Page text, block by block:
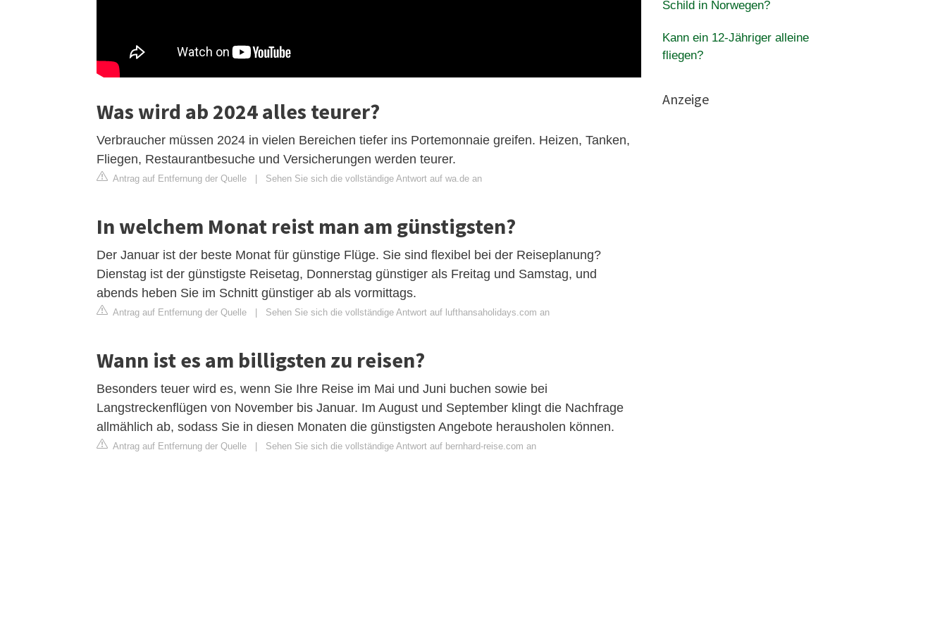
Was wird ab 2024 alles teurer?
Verbraucher müssen 2024 in vielen Bereichen tiefer ins Portemonnaie greifen. Heizen, Tanken,
Fliegen, Restaurantbesuche und Versicherungen werden teurer.
Antrag auf Entfernung der Quelle | Sehen Sie sich die vollständige Antwort auf wa.de an
In welchem Monat reist man am günstigsten?
Der Januar ist der beste Monat für günstige Flüge. Sie sind flexibel bei der Reiseplanung?
Dienstag ist der günstigste Reisetag, Donnerstag günstiger als Freitag und Samstag, und
abends heben Sie im Schnitt günstiger ab als vormittags.
Antrag auf Entfernung der Quelle | Sehen Sie sich die vollständige Antwort auf lufthansaholidays.com an
Wann ist es am billigsten zu reisen?
Besonders teuer wird es, wenn Sie Ihre Reise im Mai und Juni buchen sowie bei
Langstreckenflügen von November bis Januar. Im August und September klingt die Nachfrage
allmählich ab, sodass Sie in diesen Monaten die günstigsten Angebote herausholen können.
Antrag auf Entfernung der Quelle | Sehen Sie sich die vollständige Antwort auf bernhard-reise.com an
Schild in Norwegen?
Kann ein 12-Jähriger alleine
fliegen?
Anzeige